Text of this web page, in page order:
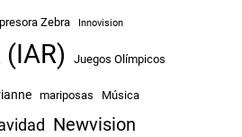
Zebra Innovision
Juegos Olímpicos
mariposas Música
Newvision